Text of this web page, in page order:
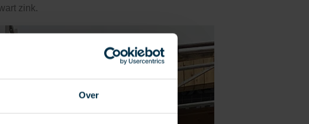
Over
zink.